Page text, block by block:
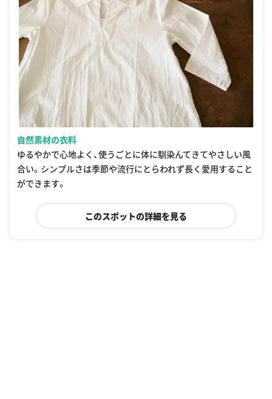
自然素材の衣料
ゆるやかで心地よく、使うごとに体に馴染んてきてやさしい風
合い。シンプルさは季節や流行にとらわれず長く愛用すること
ができます。
このスポットの詳細を見る